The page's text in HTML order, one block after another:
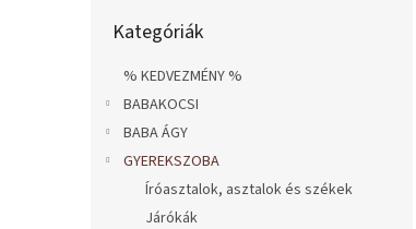
átugrása
Kategóriák
% KEDVEZMÉNY %
BABAKOCSI
BABA ÁGY
GYEREKSZOBA
Íróasztalok, asztalok és székek
Járókák